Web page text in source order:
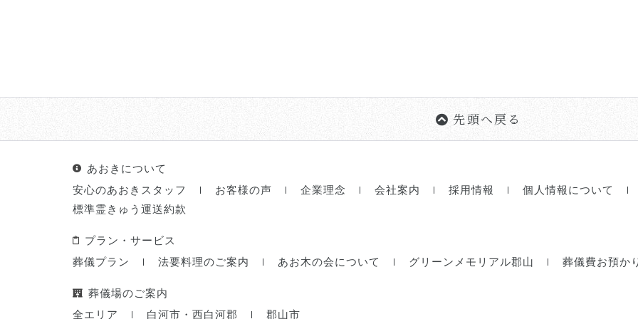
先頭へ戻る
あおきについて
安心のあおきスタッフ
お客様の声 企業理念 会社案内 採用情報
個人情報について
標準霊きゅう運送約款
プラン・サービス
葬儀プラン
法要料理のご案内 あお木の会について グリーンメモリアル郡山 葬儀費お預か
葬儀場のご案内
全エリア
白河市・西白河郡 郡山市